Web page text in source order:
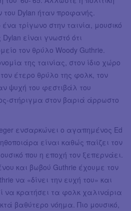
Dylan ήταν προφανής.
τρίγωνο στην ταινία, μουσικό
είναι γνωστό ότι
τον θρύλο Woody Guthrie.
της ταινίας, στον ίδιο χώρο
έτερο θρύλο της φολκ, τον
ψυχή του φεστιβάλ του
στήριγμα στον βαριά άρρωστο
ενσαρκώνει ο αγαπημένος Ed
είναι καθώς παίζει τον
που η εποχή τον ξεπερνάει.
και βωβού Guthrie έχουμε τον
να «δίνει την ευχή του» και
να κρατήσει τα φολκ χαλινάρια
βαθύτερο νόημα. Πιο μουσικό,